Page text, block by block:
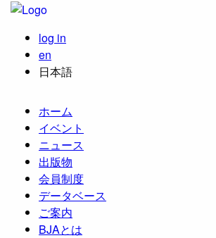
log in
en
日本語
ホーム
イベント
ニュース
出版物
会員制度
データベース
ご案内
BJAとは